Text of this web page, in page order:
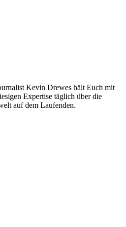
Kevin Drewes hält Euch mit
Expertise täglich über die
auf dem Laufenden.